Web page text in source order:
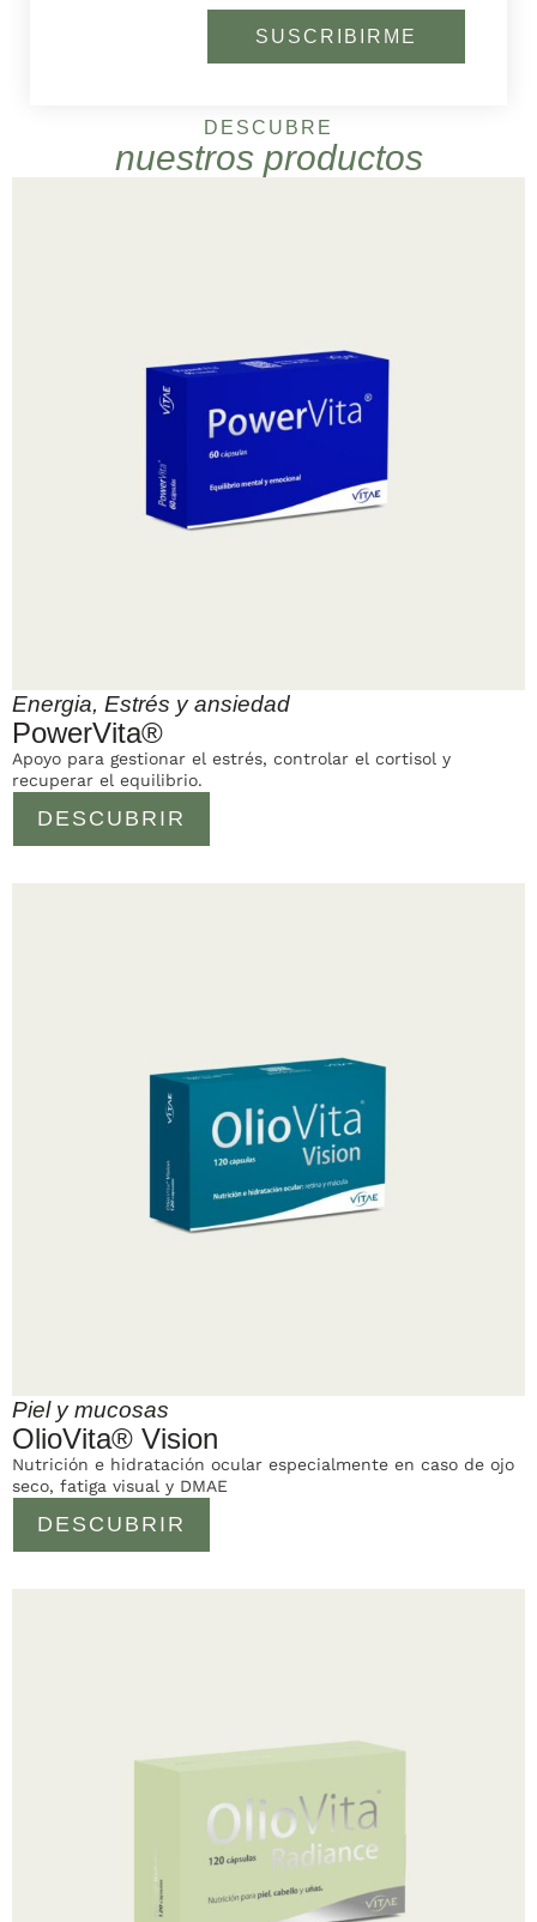
SUSCRIBIRME
DESCUBRE
nuestros productos
Energia, Estrés y ansiedad
PowerVita®
DESCUBRIR
Apoyo para gestionar el estrés, controlar el cortisol y
recuperar el equilibrio.
Piel y mucosas
OlioVita® Vision
DESCUBRIR
Nutrición e hidratación ocular especialmente en caso de ojo
seco, fatiga visual y DMAE